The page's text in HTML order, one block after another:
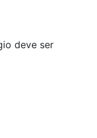
deve ser